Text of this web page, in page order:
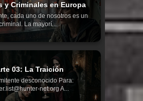
y Criminales en Europa
cada uno de nosotros es un
La mayorí...
03: La Traición
desconocido Para:
net.org A...